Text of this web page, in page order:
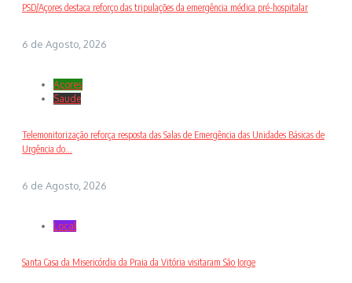
PSD/Açores destaca reforço das tripulações da emergência médica pré-hospitalar
6 de Agosto, 2026
Açores
Saude
Telemonitorização reforça resposta das Salas de Emergência das Unidades Básicas de
Urgência do...
6 de Agosto, 2026
Local
Santa Casa da Misericórdia da Praia da Vitória visitaram São Jorge